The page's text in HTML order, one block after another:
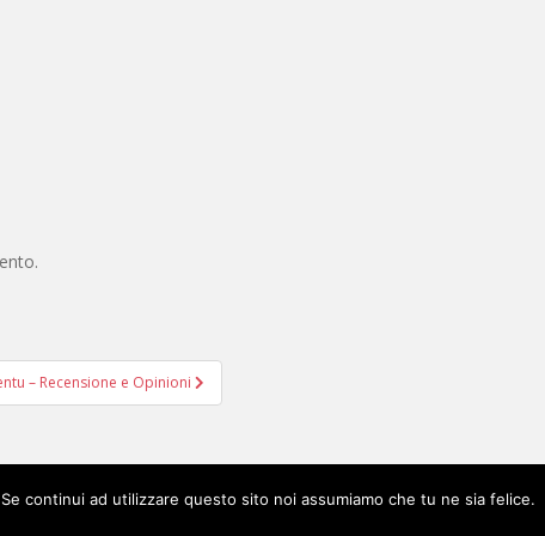
– Recensione e Opinioni
sparkling Tema per Colorlib
continui ad utilizzare questo sito noi assumiamo che tu ne sia felice.